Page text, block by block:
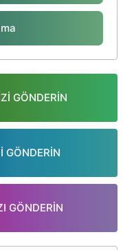
GÖNDERİN
GÖNDERİN
GÖNDERİN